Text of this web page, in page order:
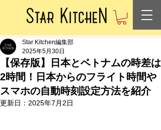
【保存版】日本とベトナムの時差は
2時間！日本からのフライト時間や
スマホの自動時刻設定方法を紹介
Star Kitchen編集部
2025年5月30日
更新日： 2025年7月2日